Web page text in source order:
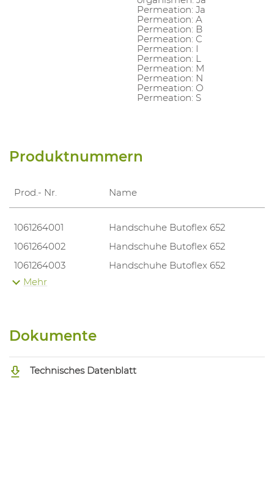
Permeation: Ja
Permeation: A
Permeation: B
Permeation: C
Permeation: I
Permeation: L
Permeation: M
Permeation: N
Permeation: O
Permeation: S
Produktnummern
Prod.- Nr. Name
1061264001
Handschuhe Butoflex 652
1061264002
Handschuhe Butoflex 652
1061264003
Handschuhe Butoflex 652
1061264004
Mehr
Dokumente
Technisches Datenblatt